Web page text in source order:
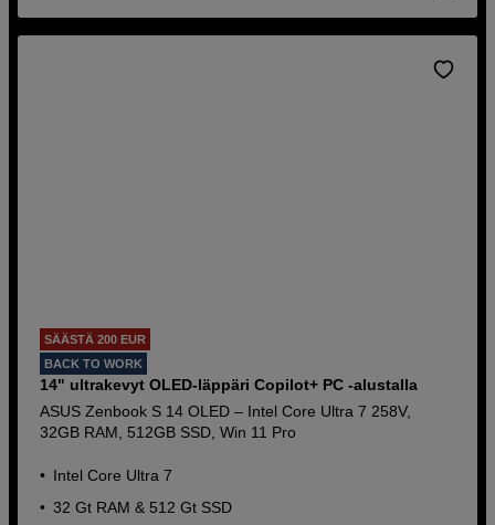
SÄÄSTÄ 200 EUR
BACK TO WORK
14" ultrakevyt OLED-läppäri Copilot+ PC -alustalla
ASUS Zenbook S 14 OLED – Intel Core Ultra 7 258V,
32GB RAM, 512GB SSD, Win 11 Pro
Intel Core Ultra 7
32 Gt RAM & 512 Gt SSD